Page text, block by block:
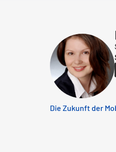
Die Zukunft der